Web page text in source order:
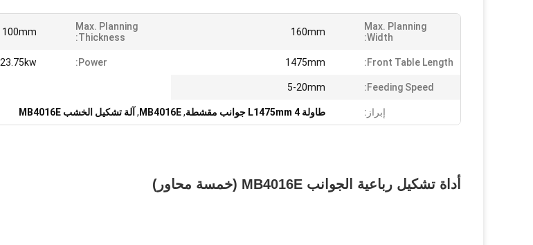
Max. Planning
Width:
160mm
Max. Planning
Thickness:
100mm
Front Table Length:
1475mm
Power:
23.75kw
Feeding Speed:
5-20mm
إبراز: طاولة L1475mm 4 جوانب مقشطة ,
MB4016E
, آلة تشكيل الخشب MB4016E
أداة تشكيل رباعية الجوانب MB4016E (خمسة محاور)